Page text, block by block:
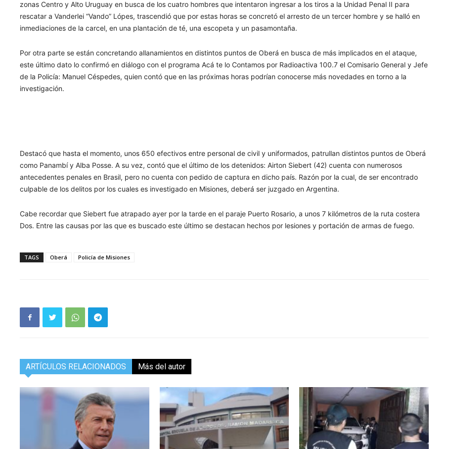
zonas Centro y Alto Uruguay en busca de los cuatro hombres que intentaron ingresar a los tiros a la Unidad Penal II para
rescatar a Vanderlei “Vando” Lópes, trascendió que por estas horas se concretó el arresto de un tercer hombre y se halló en
inmediaciones de la carcel, en una plantación de té, una escopeta y un pasamontaña.
Por otra parte se están concretando allanamientos en distintos puntos de Oberá en busca de más implicados en el ataque,
este último dato lo confirmó en diálogo con el programa Acá te lo Contamos por Radioactiva 100.7 el Comisario General y Jefe
de la Policía: Manuel Céspedes, quien contó que en las próximas horas podrían conocerse más novedades en torno a la
investigación.
Destacó que hasta el momento, unos 650 efectivos entre personal de civil y uniformados, patrullan distintos puntos de Oberá
como Panambí y Alba Posse. A su vez, contó que el último de los detenidos: Airton Siebert (42) cuenta con numerosos
antecedentes penales en Brasil, pero no cuenta con pedido de captura en dicho país. Razón por la cual, de ser encontrado
culpable de los delitos por los cuales es investigado en Misiones, deberá ser juzgado en Argentina.
Cabe recordar que Siebert fue atrapado ayer por la tarde en el paraje Puerto Rosario, a unos 7 kilómetros de la ruta costera
Dos. Entre las causas por las que es buscado este último se destacan hechos por lesiones y portación de armas de fuego.
TAGS Oberá Policía de Misiones
ARTÍCULOS RELACIONADOS Más del autor